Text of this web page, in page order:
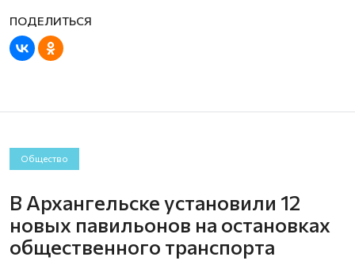
Общество
В Архангельске установили 12
новых павильонов на остановках
общественного транспорта